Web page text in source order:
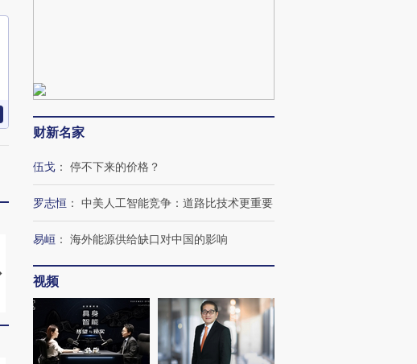
马航飞行员跨国走私7万
粒摇头丸 尿检体内含3种
育部长拱下台
飞地休达
财新名家
伍戈 ： 停不下来的价格？
罗志恒 ： 中美人工智能竞争：道路比技术更重要
易峘 ： 海外能源供给缺口对中国的影响
视频